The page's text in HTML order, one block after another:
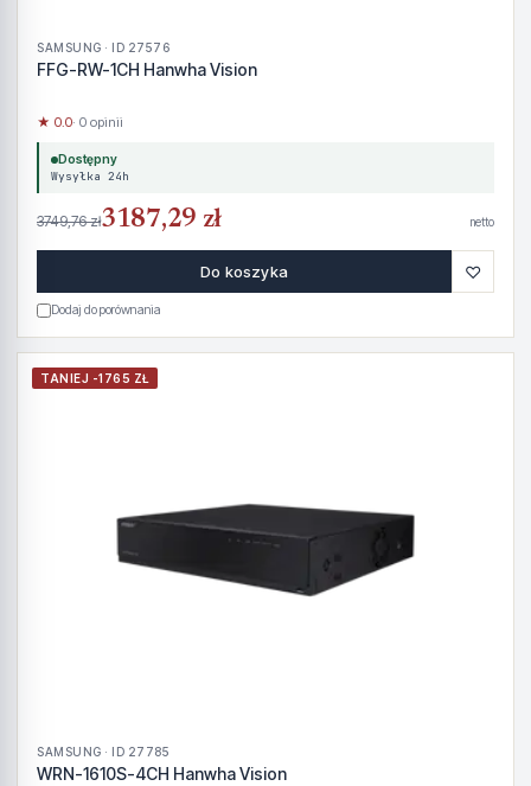
SAMSUNG · ID 27576
FFG-RW-1CH Hanwha Vision
★ 0.0· 0 opinii
Dostępny
Wysyłka 24h
3749,76 zł3187,29 zł netto
Do koszyka ♡
Dodaj do porównania
TANIEJ -1765 ZŁ
SAMSUNG · ID 27785
WRN-1610S-4CH Hanwha Vision